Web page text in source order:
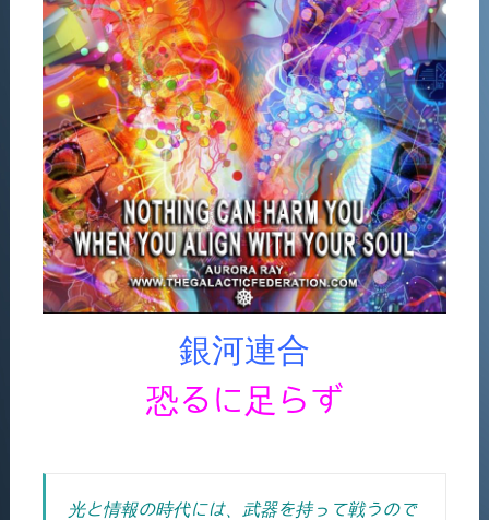
銀河連合
恐るに足らず
光と情報の時代には、武器を持って戦うので